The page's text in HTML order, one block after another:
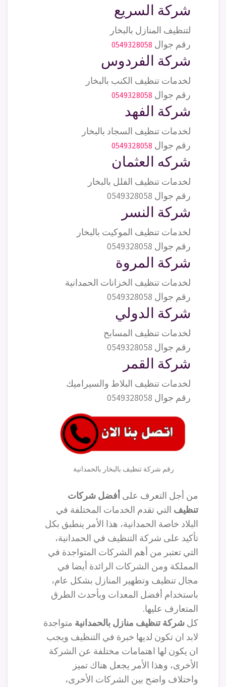
شركة السريع
لتنظيف المنازل بالبخار
رقم جوال 0549328058
شركة الفردوس
لخدمات تنظيف الكنب بالبخار
رقم جوال 0549328058
شركة الفهد
لخدمات تنظيف السجاد بالبخار
رقم جوال 0549328058
شركه العثمان
لخدمات تنظيف الفلل بالبخار
رقم جوال 0549328058
شركة النسر
لخدمات تنظيف الموكيت بالبخار
رقم جوال 0549328058
شركة المروة
لخدمات تنظيف الخزانات الحمدانية
رقم جوال 0549328058
شركة الدولي
لخدمات تنظيف المسابح
رقم جوال 0549328058
شركة القمر
لخدمات تنظيف البلاط والسيراميك
رقم جوال 0549328058
رقم شركة تنظيف بالبخار بالحمدانية
من أجل التعرف على أفضل شركات
تنظيف التي تقدم الخدمات المختلفة في
البلاد خاصة الحمدانية، هذا الأمر ينطبق بكل
تأكيد على شركة التنظيف في الحمدانية،
التي تعتبر من أهم الشركات المتواجدة في
المملكة ومن الشركات الرائدة أيضا في
مجال تنظيف وتطهير المنازل بشكل عام،
باستخدام أفضل المعدات وبأحدث الطرق
المتعارف عليها.
كل شركة تنظيف منازل بالحمدانية متواجدة
لابد ان تكون لديها خبرة في التنظيف ويجب
ان يكون لها اهتمامات مختلفة عن الشركة
الأخرى، وهذا الأمر يجعل هناك تميز
واختلاف واضح بين الشركات الأخرى،